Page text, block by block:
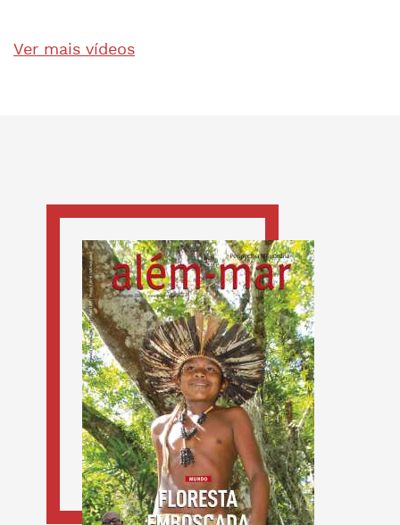
Ver mais vídeos